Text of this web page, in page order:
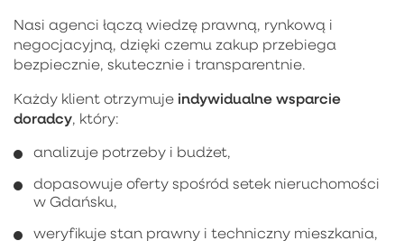
Nasi agenci łączą wiedzę prawną, rynkową i
negocjacyjną, dzięki czemu zakup przebiega
bezpiecznie, skutecznie i transparentnie.
Każdy klient otrzymuje indywidualne wsparcie
doradcy, który:
analizuje potrzeby i budżet,
dopasowuje oferty spośród setek nieruchomości
w Gdańsku,
weryfikuje stan prawny i techniczny mieszkania,